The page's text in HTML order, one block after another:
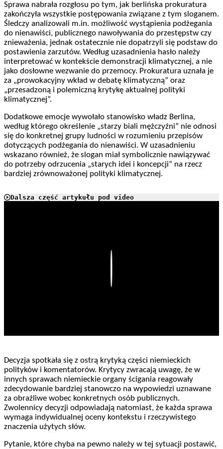
Sprawa nabrała rozgłosu po tym, jak berlińska prokuratura
zakończyła wszystkie postępowania związane z tym sloganem.
Śledczy analizowali m.in. możliwość wystąpienia podżegania
do nienawiści, publicznego nawoływania do przestępstw czy
znieważenia, jednak ostatecznie nie dopatrzyli się podstaw do
postawienia zarzutów. Według uzasadnienia hasło należy
interpretować w kontekście demonstracji klimatycznej, a nie
jako dosłowne wezwanie do przemocy. Prokuratura uznała je
za „prowokacyjny wkład w debatę klimatyczną” oraz
„przesadzoną i polemiczną krytykę aktualnej polityki
klimatycznej”.
Dodatkowe emocje wywołało stanowisko władz Berlina,
według którego określenie „starzy biali mężczyźni” nie odnosi
się do konkretnej grupy ludności w rozumieniu przepisów
dotyczących podżegania do nienawiści. W uzasadnieniu
wskazano również, że slogan miał symbolicznie nawiązywać
do potrzeby odrzucenia „starych idei i koncepcji” na rzecz
bardziej zrównoważonej polityki klimatycznej.
Dalsza część artykułu pod video
Decyzja spotkała się z ostrą krytyką części niemieckich
polityków i komentatorów. Krytycy zwracają uwagę, że w
innych sprawach niemieckie organy ścigania reagowały
zdecydowanie bardziej stanowczo na wypowiedzi uznawane
za obraźliwe wobec konkretnych osób publicznych.
Zwolennicy decyzji odpowiadają natomiast, że każda sprawa
wymaga indywidualnej oceny kontekstu i rzeczywistego
znaczenia użytych słów.
Pytanie, które chyba na pewno należy w tej sytuacji postawić,